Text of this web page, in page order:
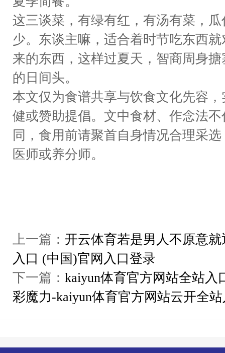
这三谈菜，有绿有红，有汤有菜，
少。东谈主嘛，适合着时节吃东西
来的东西，这样过夏天，智商周身
的日间头。
本文仅为食谱共享与饮食文化先容
健或赞助提倡。文中食材、作念法
同，食用前请聚首自身情况合理采
医师或养分师。
上一篇： 开云体育若是男人不原意
入口 (中国)官网入口登录
下一篇： kaiyun体育官方网站全站
彩魔力-kaiyun体育官方网站云开全